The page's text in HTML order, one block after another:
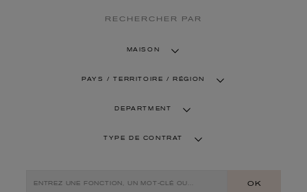
RECHERCHER PAR
MAISON
PAYS / TERRITOIRE / RÉGION
DEPARTMENT
TYPE DE CONTRAT
OK